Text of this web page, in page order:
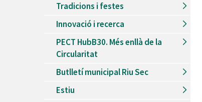
Del01/07/2024al31/08/2026
Decorem! Conte 'La truita de nabius'
Tradicions i festes
Innovació i recerca
PECT HubB30. Més enllà de la
Circularitat
Butlletí municipal Riu Sec
Estiu